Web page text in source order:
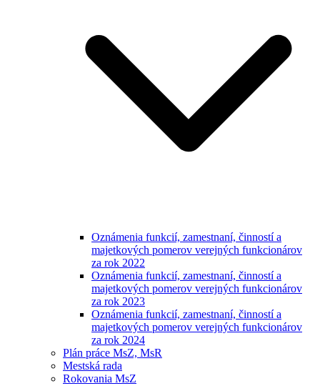
Oznámenia funkcií, zamestnaní, činností a
majetkových pomerov verejných funkcionárov
za rok 2022
Oznámenia funkcií, zamestnaní, činností a
majetkových pomerov verejných funkcionárov
za rok 2023
Oznámenia funkcií, zamestnaní, činností a
majetkových pomerov verejných funkcionárov
za rok 2024
Plán práce MsZ, MsR
Mestská rada
Rokovania MsZ